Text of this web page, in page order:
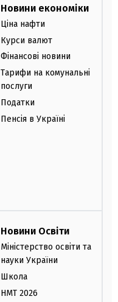
Новини економіки
Ціна нафти
Курси валют
Фінансові новини
Тарифи на комунальні
послуги
Податки
Пенсія в Україні
Новини Освіти
Міністерство освіти та
науки України
Школа
НМТ 2026